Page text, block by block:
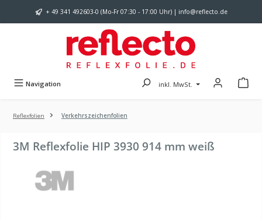
Zum Hauptinhalt springen
+ 49 341 492603-0 (Mo-Fr 07:30 - 17:00 Uhr) | info@reflecto.de
Navigation inkl. MwSt.
Reflexfolien Verkehrszeichenfolien
3M Reflexfolie HIP 3930 914 mm weiß